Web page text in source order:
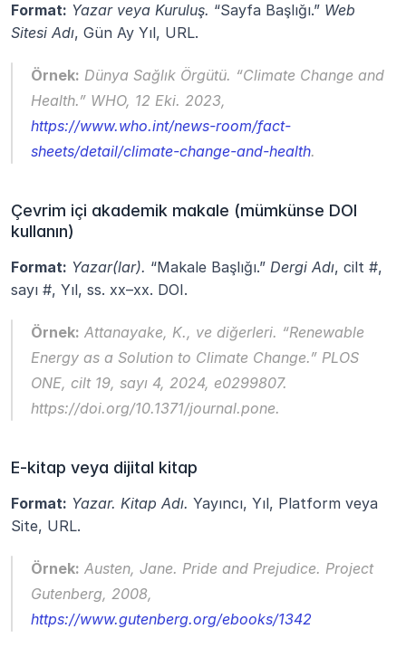
Format: Yazar veya Kuruluş. “Sayfa Başlığı.” Web
Sitesi Adı, Gün Ay Yıl, URL.
Örnek: Dünya Sağlık Örgütü. “Climate Change and
Health.” WHO, 12 Eki. 2023,
https://www.who.int/news-room/fact-
sheets/detail/climate-change-and-health.
Çevrim içi akademik makale (mümkünse DOI
kullanın)
Format: Yazar(lar). “Makale Başlığı.” Dergi Adı, cilt #,
sayı #, Yıl, ss. xx–xx. DOI.
Örnek: Attanayake, K., ve diğerleri. “Renewable
Energy as a Solution to Climate Change.” PLOS
ONE, cilt 19, sayı 4, 2024, e0299807.
https://doi.org/10.1371/journal.pone.
E-kitap veya dijital kitap
Format: Yazar. Kitap Adı. Yayıncı, Yıl, Platform veya
Site, URL.
Örnek: Austen, Jane. Pride and Prejudice. Project
Gutenberg, 2008,
https://www.gutenberg.org/ebooks/1342